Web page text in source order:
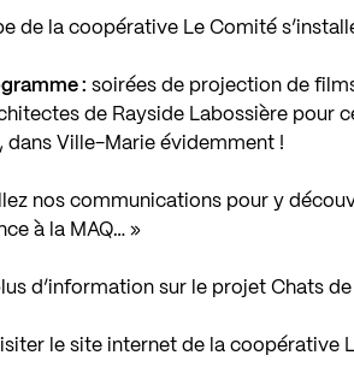
de la coopérative Le Comité
: soirées de projection de
de Rayside Labossière pour
dans Ville-Marie évidemment !
nos communications pour y
à la MAQ… »
d’information sur le projet Chats
le site internet de la coopérative